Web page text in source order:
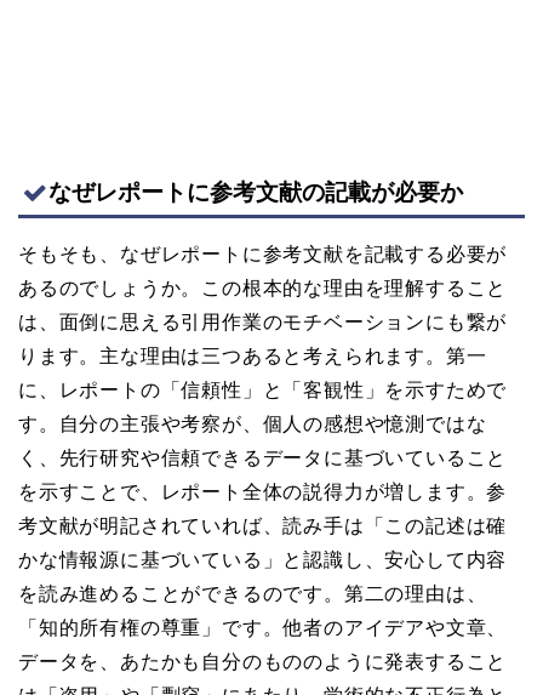
なぜレポートに参考文献の記載が必要か
そもそも、なぜレポートに参考文献を記載する必要が
あるのでしょうか。この根本的な理由を理解すること
は、面倒に思える引用作業のモチベーションにも繋が
ります。主な理由は三つあると考えられます。第一
に、レポートの「信頼性」と「客観性」を示すためで
す。自分の主張や考察が、個人の感想や憶測ではな
く、先行研究や信頼できるデータに基づいていること
を示すことで、レポート全体の説得力が増します。参
考文献が明記されていれば、読み手は「この記述は確
かな情報源に基づいている」と認識し、安心して内容
を読み進めることができるのです。第二の理由は、
「知的所有権の尊重」です。他者のアイデアや文章、
データを、あたかも自分のもののように発表すること